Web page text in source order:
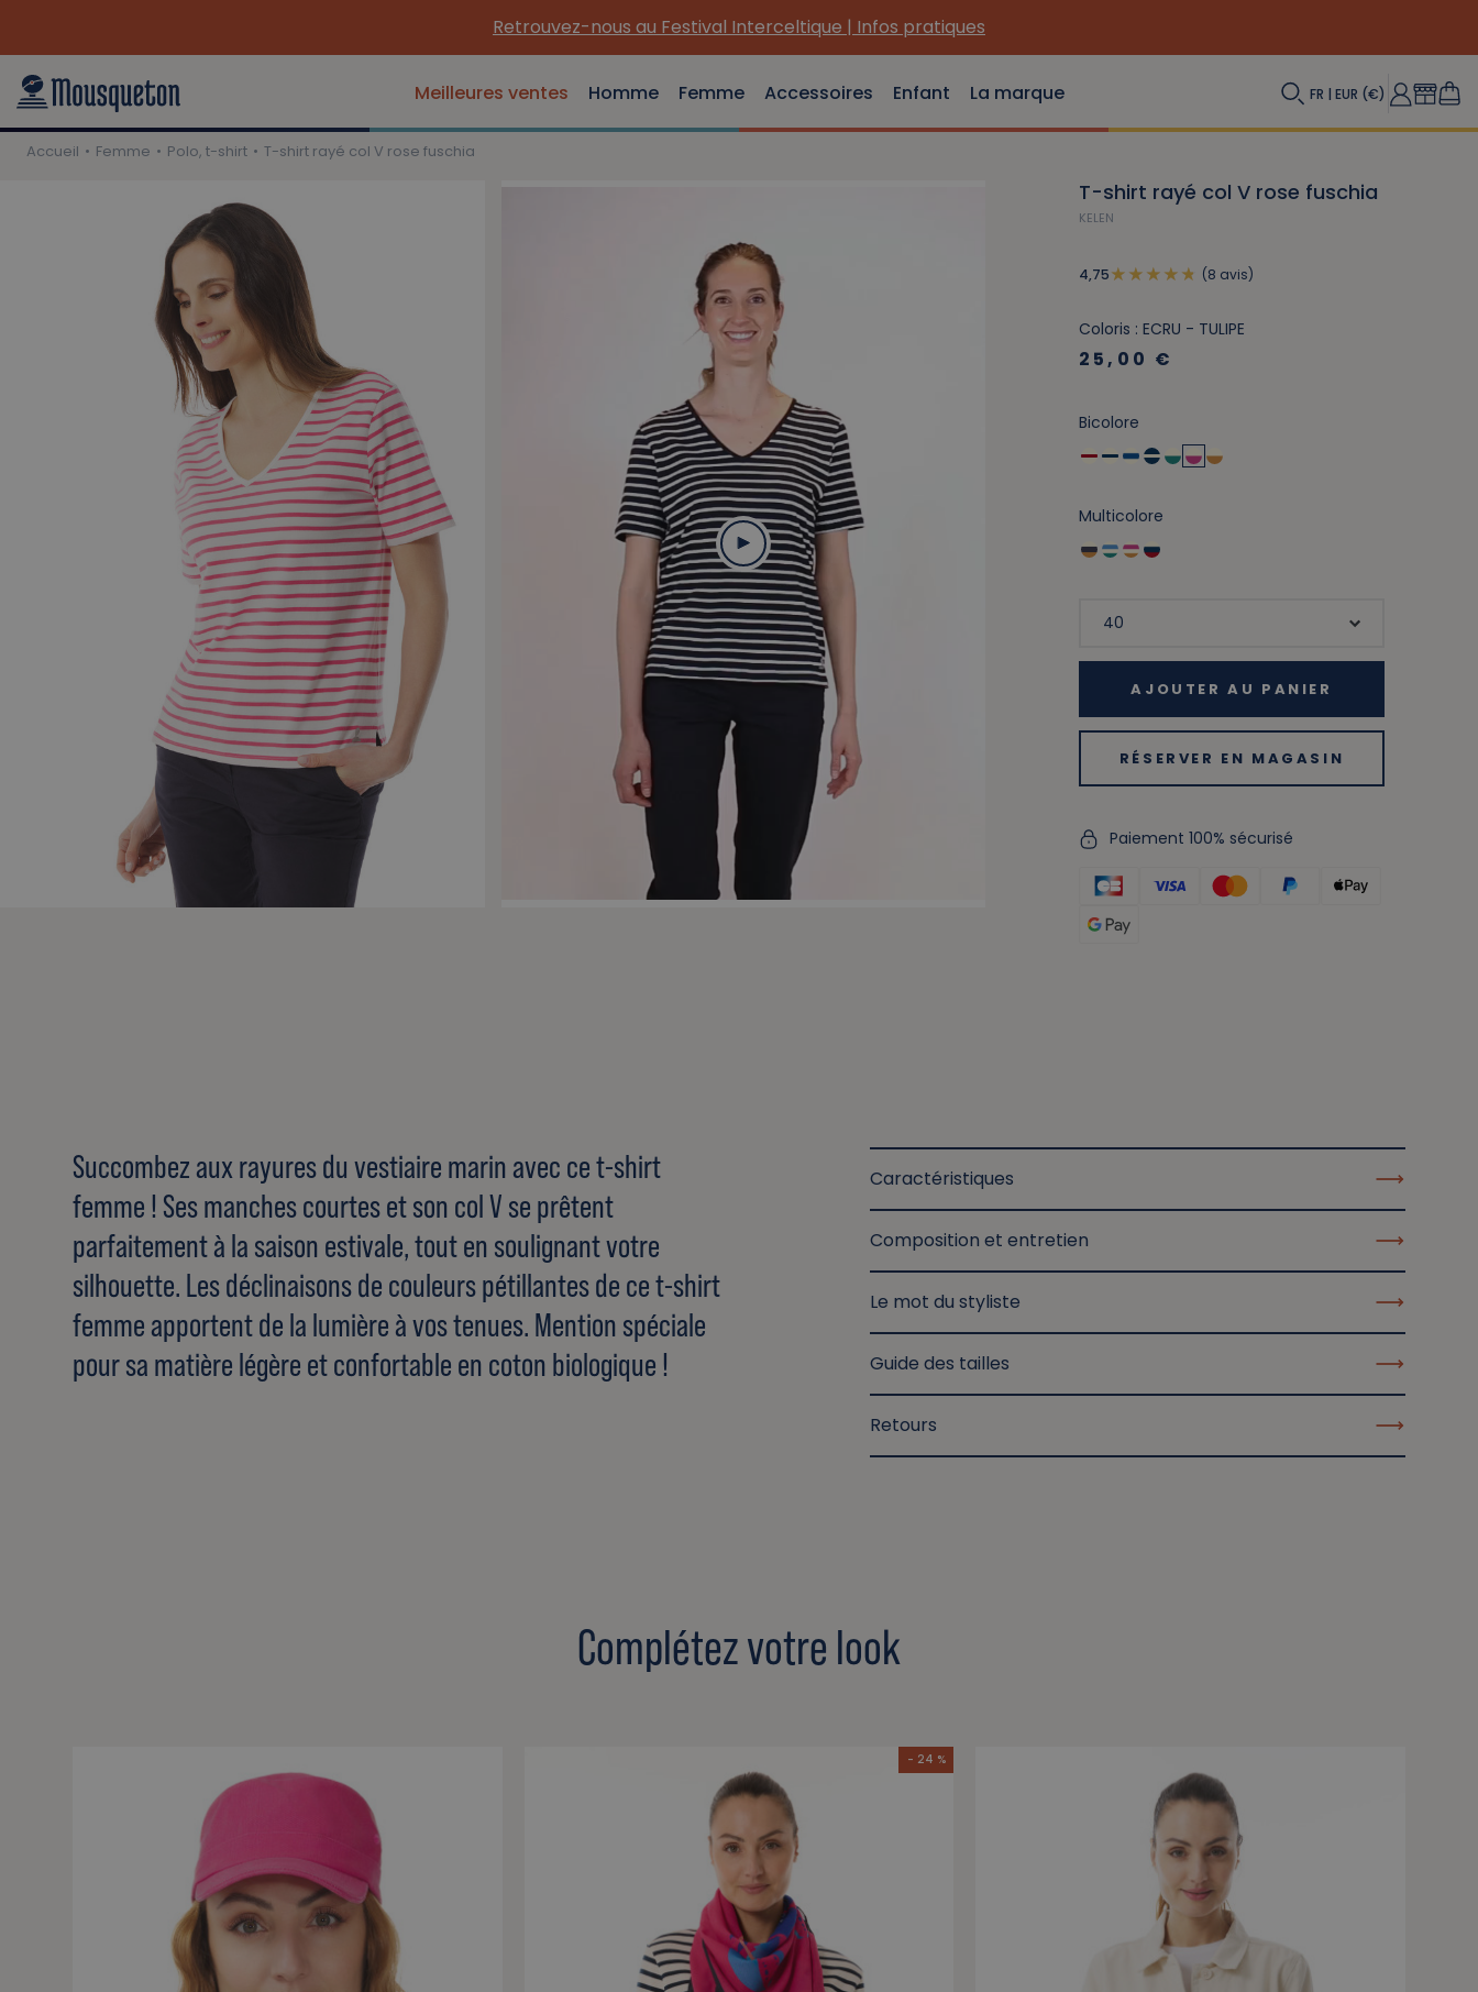
Retrouvez-nous au Festival Interceltique | Infos pratiques
Meilleures ventes Homme Femme Accessoires Enfant La marque FR | EUR (€)
T-shirt rayé col V rose fuschia
KELEN
4,75 (8 avis)
Coloris : ECRU - TULIPE
25,00 €
Bicolore
Multicolore
AJOUTER AU PANIER
RÉSERVER EN MAGASIN
Paiement 100% sécurisé
Accueil Femme Polo, t-shirt T-shirt rayé col V rose fuschia
Succombez aux rayures du vestiaire marin avec ce t-shirt
femme ! Ses manches courtes et son col V se prêtent
parfaitement à la saison estivale, tout en soulignant votre
silhouette. Les déclinaisons de couleurs pétillantes de ce t-shirt
femme apportent de la lumière à vos tenues. Mention spéciale
pour sa matière légère et confortable en coton biologique !
Caractéristiques
Composition et entretien
Le mot du styliste
Guide des tailles
Retours
Complétez votre look
- 24 %